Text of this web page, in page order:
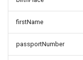
firstName
passportNumber